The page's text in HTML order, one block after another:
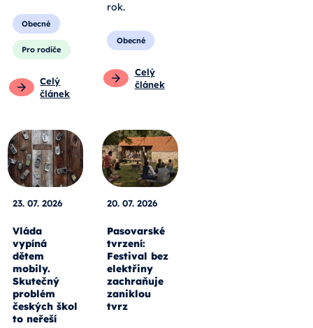
Obecné
Pro rodiče
Celý
článek
rok.
Obecné
Celý
článek
23. 07. 2026
Vláda
vypíná
dětem
mobily.
Skutečný
problém
českých škol
to neřeší
20. 07. 2026
Pasovarské
tvrzení:
Festival bez
elektřiny
zachraňuje
zaniklou
tvrz